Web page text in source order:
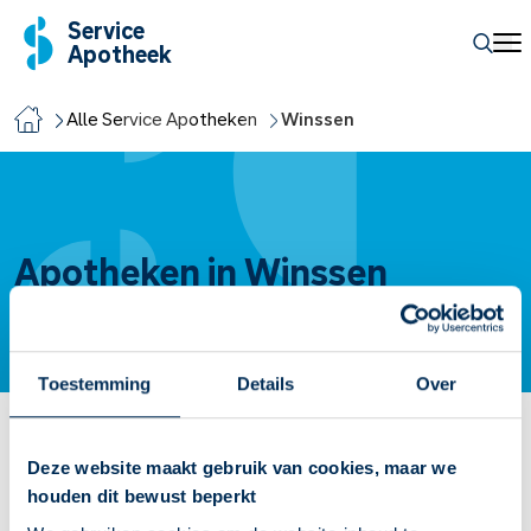
Toestemming Details Over
Deze website maakt gebruik van cookies, maar we
houden dit bewust beperkt
Service
Apotheek
Alle Service Apotheken Winssen
Apotheken in Winssen
Apotheek Servicepunt Winssen
Jan Libottéstraat 86645 BE